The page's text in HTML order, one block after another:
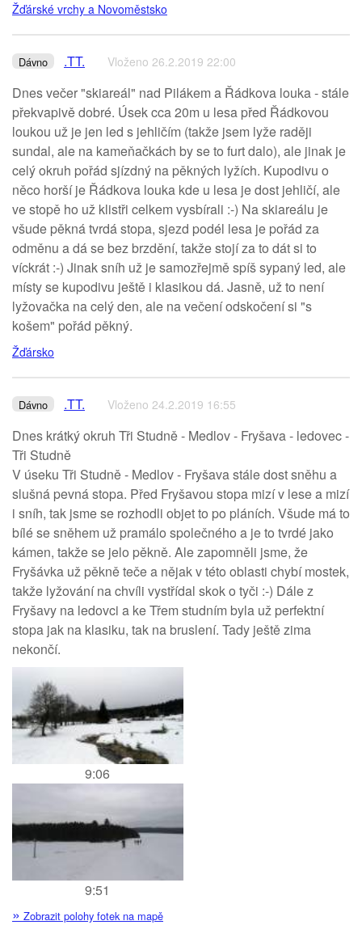
Žďárské vrchy a Novoměstsko
Dávno .TT. Vloženo 26.2.2019 22:00
Dnes večer "skiareál" nad Pilákem a Řádkova louka - stále
překvapivě dobré. Úsek cca 20m u lesa před Řádkovou
loukou už je jen led s jehličím (takže jsem lyže raději
sundal, ale na kameňačkách by se to furt dalo), ale jinak je
celý okruh pořád sjízdný na pěkných lyžích. Kupodivu o
něco horší je Řádkova louka kde u lesa je dost jehličí, ale
ve stopě ho už klistři celkem vysbírali :-) Na skiareálu je
všude pěkná tvrdá stopa, sjezd podél lesa je pořád za
odměnu a dá se bez brzdění, takže stojí za to dát si to
víckrát :-) Jinak sníh už je samozřejmě spíš sypaný led, ale
místy se kupodivu ještě i klasikou dá. Jasně, už to není
lyžovačka na celý den, ale na večení odskočení si "s
košem" pořád pěkný.
Žďársko
Dávno .TT. Vloženo 24.2.2019 16:55
Dnes krátký okruh Tři Studně - Medlov - Fryšava - ledovec -
Tři Studně
V úseku Tři Studně - Medlov - Fryšava stále dost sněhu a
slušná pevná stopa. Před Fryšavou stopa mizí v lese a mizí
i sníh, tak jsme se rozhodli objet to po pláních. Všude má to
bílé se sněhem už pramálo společného a je to tvrdé jako
kámen, takže se jelo pěkně. Ale zapomněli jsme, že
Fryšávka už pěkně teče a nějak v této oblasti chybí mostek,
takže lyžování na chvíli vystřídal skok o tyči :-) Dále z
Fryšavy na ledovci a ke Třem studním byla už perfektní
stopa jak na klasiku, tak na bruslení. Tady ještě zima
nekončí.
9:06
9:51
» Zobrazit polohy fotek na mapě